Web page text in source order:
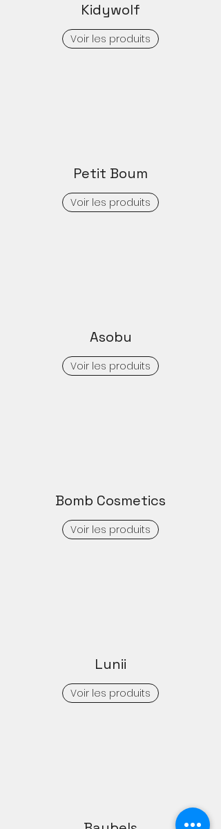
Kidywolf
Voir les produits
Petit Boum
Voir les produits
Asobu
Voir les produits
Bomb Cosmetics
Voir les produits
Lunii
Voir les produits